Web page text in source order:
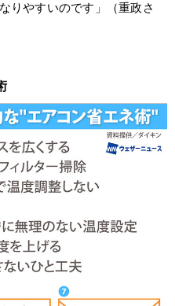
りやすいのです」（重政さ